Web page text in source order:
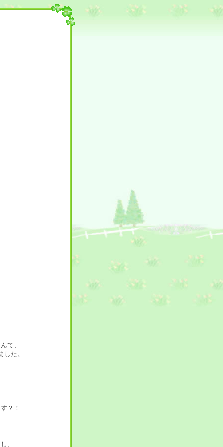
て、
た。
？！
、